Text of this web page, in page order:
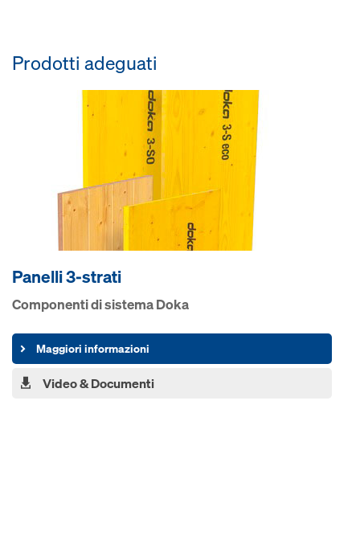
Prodotti adeguati
Panelli 3-strati
Componenti di sistema Doka
Maggiori informazioni
Video & Documenti